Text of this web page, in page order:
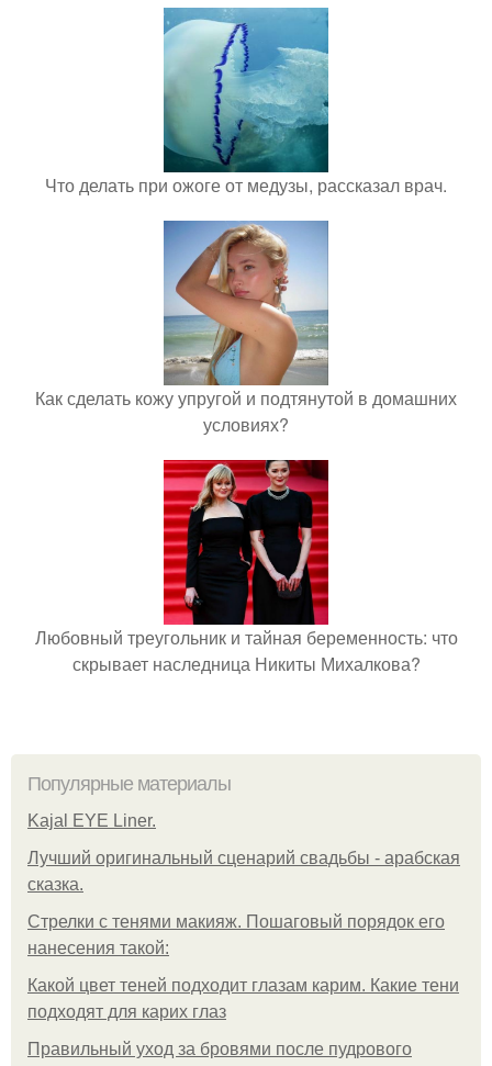
Что делать при ожоге от медузы, рассказал врач.
Как сделать кожу упругой и подтянутой в домашних
условиях?
Любовный треугольник и тайная беременность: что
скрывает наследница Никиты Михалкова?
Популярные материалы
Kajal EYE Liner.
Лучший оригинальный сценарий свадьбы - арабская
сказка.
Стрелки с тенями макияж. Пошаговый порядок его
нанесения такой:
Какой цвет теней подходит глазам карим. Какие тени
подходят для карих глаз
Правильный уход за бровями после пудрового